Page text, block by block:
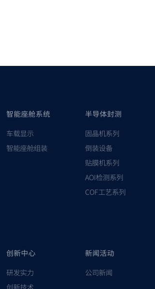
智能座舱系统
车载显示
智能座舱组装
半导体封测
固晶机系列
倒装设备
贴膜机系列
AOI检测系列
COF工艺系列
创新中心
研发实力
新闻活动
公司新闻